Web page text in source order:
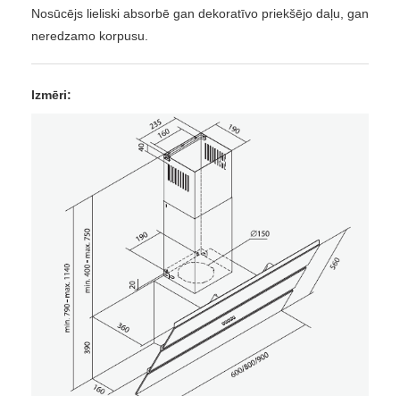
Nosūcējs lieliski absorbē gan dekoratīvo priekšējo daļu, gan
neredzamo korpusu.
Izmēri: